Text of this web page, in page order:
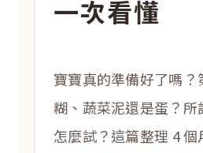
一次看懂
寶寶真的準備好了嗎？
糊、蔬菜泥還是蛋？所
怎麼試？這篇整理 4